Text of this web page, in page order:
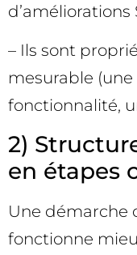
d’améliorations
– Ils sont
mesurable
fonctionnalité,
2)
en étapes
Une démarche
fonctionne